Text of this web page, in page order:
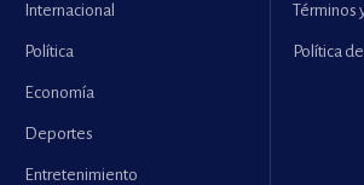
Internacional
Política
Economía
Deportes
Entretenimiento
Términos
Política